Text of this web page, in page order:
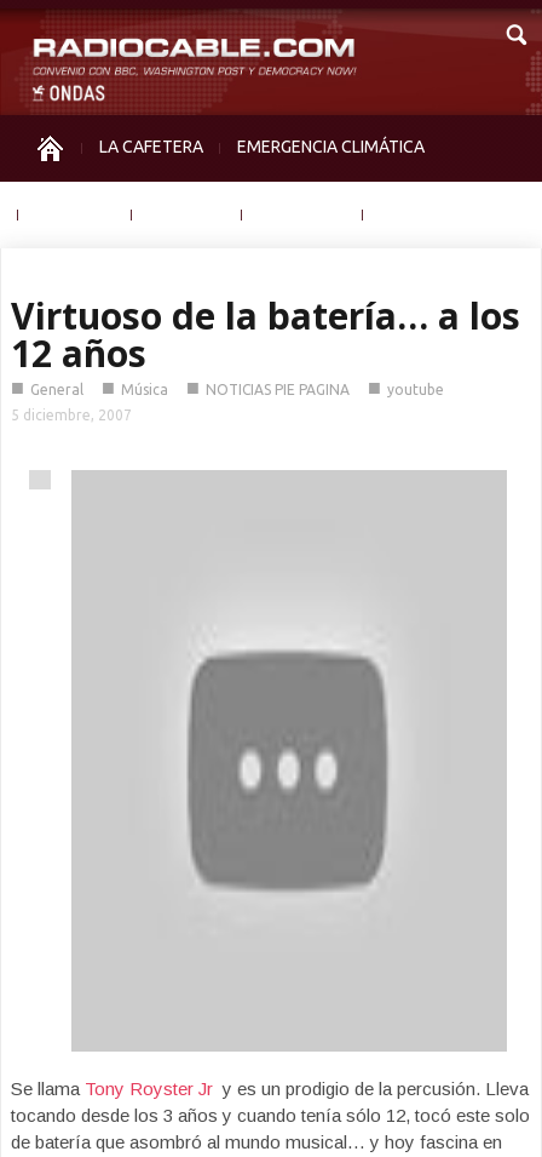
LA CAFETERA EMERGENCIA CLIMÁTICA
Virtuoso de la batería… a los
12 años
■ General ■ Música ■ NOTICIAS PIE PAGINA ■ youtube
5 diciembre, 2007
Se llama Tony Royster Jr y es un prodigio de la percusión. Lleva
tocando desde los 3 años y cuando tenía sólo 12, tocó este solo
de batería que asombró al mundo musical… y hoy fascina en